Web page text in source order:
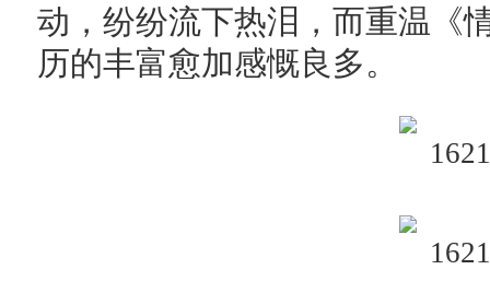
动，纷纷流下热泪，而重温《
历的丰富愈加感慨良多。